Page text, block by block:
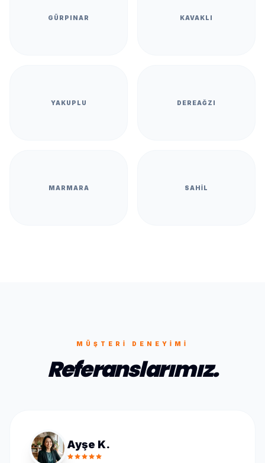
GÜRPINAR KAVAKLI
YAKUPLU DEREAĞZI
MARMARA SAHIL
MÜŞTERI DENEYIMI
Referanslarımız.
Ayşe K.